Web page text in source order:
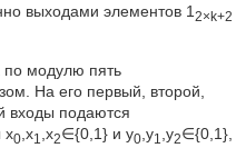
выходами элементов 1 2×k+2
по модулю пять
На его первый, второй,
входы подаются
х0,х1 ,х2∈{0,1} и y0,y1 ,y2∈{0,1},